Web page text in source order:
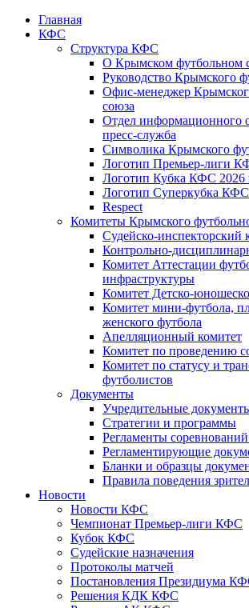
Главная
КФС
Структура КФС
О Крымском футбольном
Руководство Крымского
Офис-менеджер
союза
Отдел информационного
пресс-служба
Символика Крымского
Логотип Премьер-лиги
Логотип Кубка КФС 2026
Логотип Суперкубка КФС
Respect
Комитеты Крымского
Судейско-инспекторский
Контрольно-
Комитет Аттестации
инфраструктуры
Комитет Детско-
Комитет мини-футбола,
женского футбола
Апелляционный комитет
Комитет по проведению
Комитет по статусу и
футболистов
Документы
Учредительные
Стратегии и программы
Регламенты
Регламентирующие
Бланки и образцы
Правила поведения
Новости
Новости КФС
Чемпионат Премьер-лиги КФС
Кубок КФС
Судейские назначения
Протоколы матчей
Постановления Президиума
Решения КДК КФС